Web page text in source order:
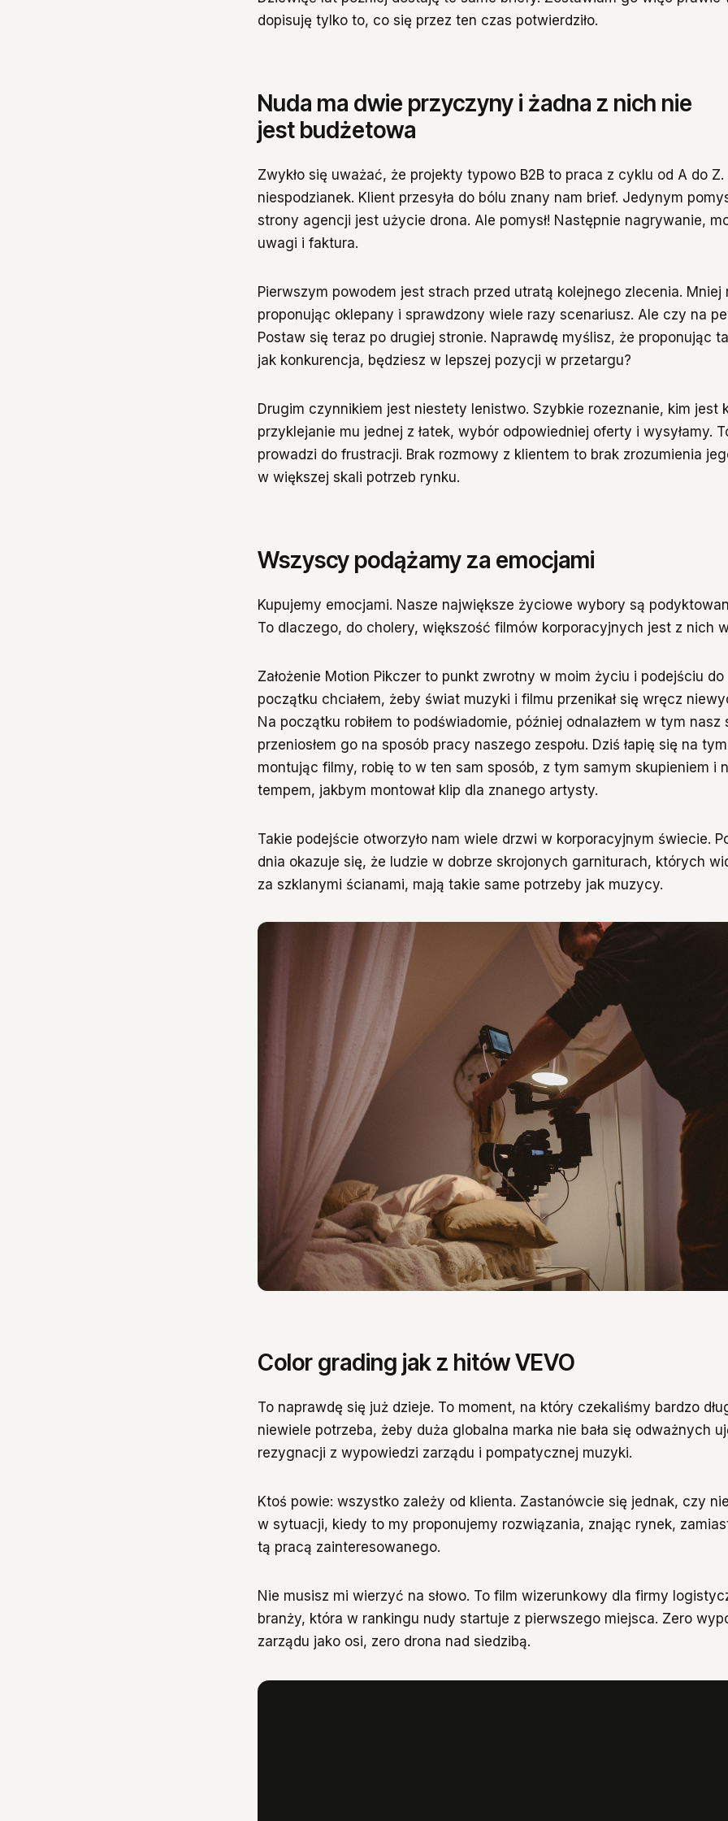
dopisuję tylko to, co się przez ten czas potwierdziło.
Nuda ma dwie przyczyny i żadna z nich nie
jest budżetowa
Zwykło się uważać, że projekty typowo B2B to praca z cyklu od A do Z.
niespodzianek. Klient przesyła do bólu znany nam brief. Jedynym
strony agencji jest użycie drona. Ale pomysł! Następnie nagrywanie,
uwagi i faktura.
Pierwszym powodem jest strach przed utratą kolejnego zlecenia. Mniej
proponując oklepany i sprawdzony wiele razy scenariusz. Ale czy na
Postaw się teraz po drugiej stronie. Naprawdę myślisz, że proponując
jak konkurencja, będziesz w lepszej pozycji w przetargu?
Drugim czynnikiem jest niestety lenistwo. Szybkie rozeznanie, kim jest
przyklejanie mu jednej z łatek, wybór odpowiedniej oferty i wysyłamy.
prowadzi do frustracji. Brak rozmowy z klientem to brak zrozumienia
w większej skali potrzeb rynku.
Wszyscy podążamy za emocjami
Kupujemy emocjami. Nasze największe życiowe wybory są
To dlaczego, do cholery, większość filmów korporacyjnych jest z nich
Założenie Motion Pikczer to punkt zwrotny w moim życiu i podejściu do
początku chciałem, żeby świat muzyki i filmu przenikał się wręcz
Na początku robiłem to podświadomie, później odnalazłem w tym nasz
przeniosłem go na sposób pracy naszego zespołu. Dziś łapię się na
montując filmy, robię to w ten sam sposób, z tym samym skupieniem i
tempem, jakbym montował klip dla znanego artysty.
Takie podejście otworzyło nam wiele drzwi w korporacyjnym świecie.
dnia okazuje się, że ludzie w dobrze skrojonych garniturach, których
za szklanymi ścianami, mają takie same potrzeby jak muzycy.
Color grading jak z hitów VEVO
To naprawdę się już dzieje. To moment, na który czekaliśmy bardzo
niewiele potrzeba, żeby duża globalna marka nie bała się odważnych
rezygnacji z wypowiedzi zarządu i pompatycznej muzyki.
Ktoś powie: wszystko zależy od klienta. Zastanówcie się jednak, czy
w sytuacji, kiedy to my proponujemy rozwiązania, znając rynek,
tą pracą zainteresowanego.
Nie musisz mi wierzyć na słowo. To film wizerunkowy dla firmy
branży, która w rankingu nudy startuje z pierwszego miejsca. Zero
zarządu jako osi, zero drona nad siedzibą.